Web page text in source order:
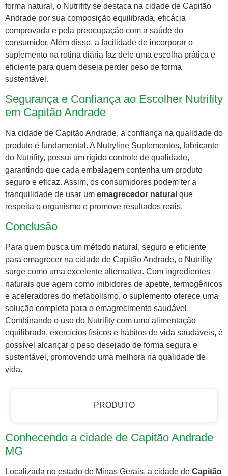
forma natural, o Nutrifity se destaca na cidade de Capitão
Andrade por sua composição equilibrada, eficácia
comprovada e pela preocupação com a saúde do
consumidor. Além disso, a facilidade de incorporar o
suplemento na rotina diária faz dele uma escolha prática e
eficiente para quem deseja perder peso de forma
sustentável.
Segurança e Confiança ao Escolher Nutrifity
em Capitão Andrade
Na cidade de Capitão Andrade, a confiança na qualidade do
produto é fundamental. A Nutryline Suplementos, fabricante
do Nutrifity, possui um rígido controle de qualidade,
garantindo que cada embalagem contenha um produto
seguro e eficaz. Assim, os consumidores podem ter a
tranquilidade de usar um emagrecedor natural que
respeita o organismo e promove resultados reais.
Conclusão
Para quem busca um método natural, seguro e eficiente
para emagrecer na cidade de Capitão Andrade, o Nutrifity
surge como uma excelente alternativa. Com ingredientes
naturais que agem como inibidores de apetite, termogênicos
e aceleradores do metabolismo, o suplemento oferece uma
solução completa para o emagrecimento saudável.
Combinando o uso do Nutrifity com uma alimentação
equilibrada, exercícios físicos e hábitos de vida saudáveis, é
possível alcançar o peso desejado de forma segura e
sustentável, promovendo uma melhora na qualidade de
vida.
PRODUTO
Conhecendo a cidade de Capitão Andrade
MG
Localizada no estado de Minas Gerais, a cidade de Capitão